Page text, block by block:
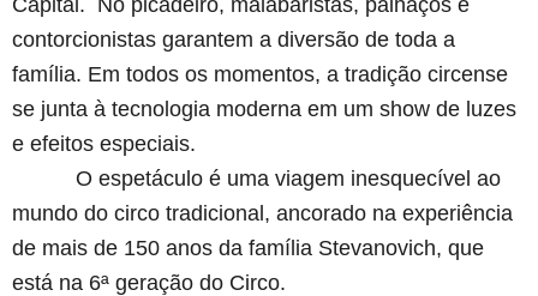
contorcionistas garantem a diversão de toda a
família. Em todos os momentos, a tradição circense
se junta à tecnologia moderna em um show de luzes
e efeitos especiais.
O espetáculo é uma viagem inesquecível ao
mundo do circo tradicional, ancorado na experiência
de mais de 150 anos da família Stevanovich, que
está na 6ª geração do Circo.